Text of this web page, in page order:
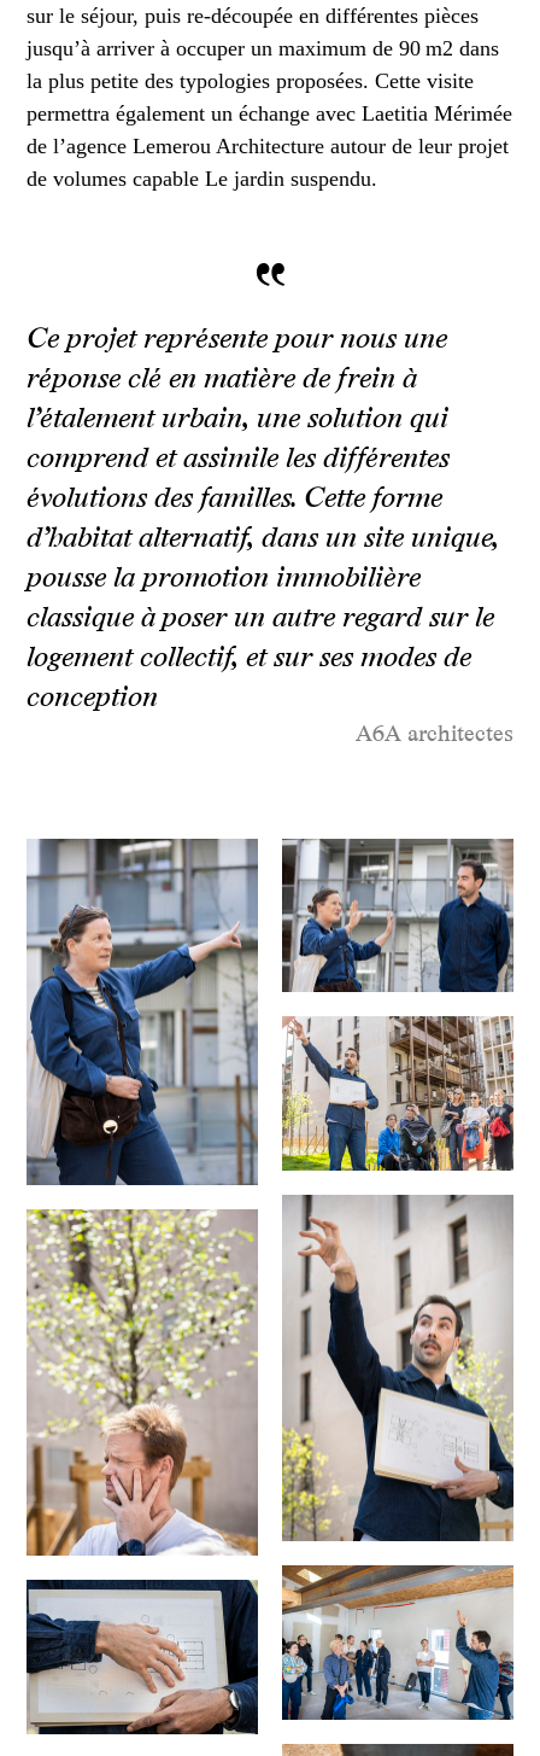
sur le séjour, puis re-découpée en différentes pièces
jusqu’à arriver à occuper un maximum de 90 m2 dans
la plus petite des typologies proposées. Cette visite
permettra également un échange avec Laetitia Mérimée
de l’agence Lemerou Architecture autour de leur projet
de volumes capable Le jardin suspendu.
“
Ce projet représente pour nous une
réponse clé en matière de frein à
l’étalement urbain, une solution qui
comprend et assimile les différentes
évolutions des familles. Cette forme
d’habitat alternatif, dans un site unique,
pousse la promotion immobilière
classique à poser un autre regard sur le
logement collectif, et sur ses modes de
conception
A6A architectes